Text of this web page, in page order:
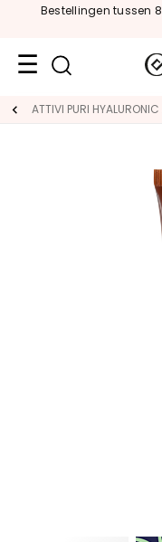
Bestellingen tussen
Travel
ATTIVI PURI